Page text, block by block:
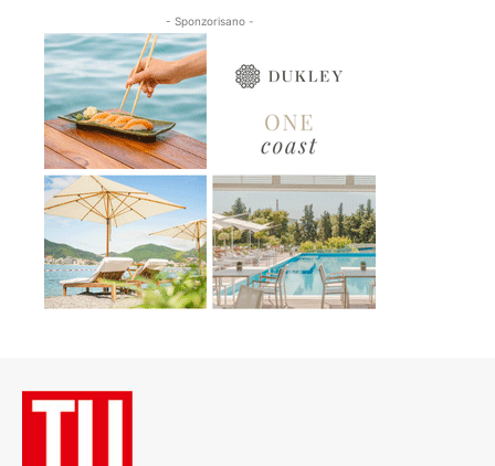
- Sponzorisano -